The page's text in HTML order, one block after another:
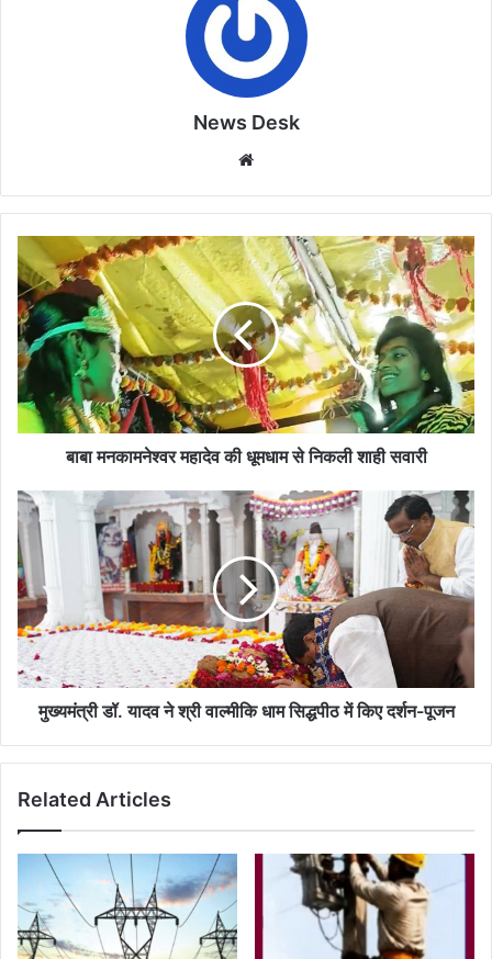
News Desk
बाबा
मनकामनेश्वर
महादेव
की
धूमधाम
से
निकली
शाही
सवारी
बाबा मनकामनेश्वर महादेव की धूमधाम से निकली शाही सवारी
मुख्यमंत्री
डॉ.
यादव
ने
श्री
वाल्मीकि
धाम
सिद्धपीठ
में
मुख्यमंत्री डॉ. यादव ने श्री वाल्मीकि धाम सिद्धपीठ में किए दर्शन-पूजन
Related Articles